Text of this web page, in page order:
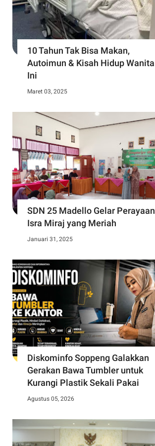
10 Tahun Tak Bisa Makan,
Autoimun & Kisah Hidup Wanita
Ini
Maret 03, 2025
SDN 25 Madello Gelar Perayaan
Isra Miraj yang Meriah
Januari 31, 2025
Diskominfo Soppeng Galakkan
Gerakan Bawa Tumbler untuk
Kurangi Plastik Sekali Pakai
Agustus 05, 2026